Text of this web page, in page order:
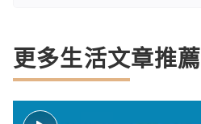
更多生活文章推薦